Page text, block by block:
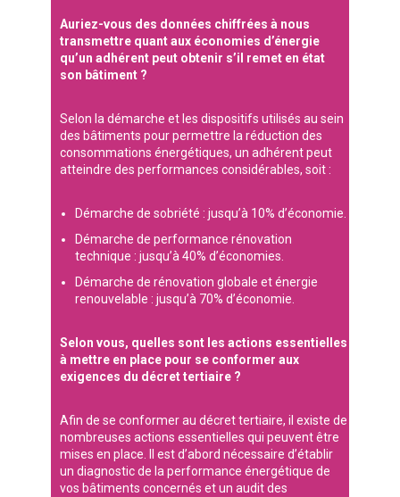
Auriez-vous des données chiffrées à nous
transmettre quant aux économies d’énergie
qu’un adhérent peut obtenir s’il remet en état
son bâtiment ?
Selon la démarche et les dispositifs utilisés au sein
des bâtiments pour permettre la réduction des
consommations énergétiques, un adhérent peut
atteindre des performances considérables, soit :
Démarche de sobriété : jusqu’à 10% d’économie.
Démarche de performance rénovation
technique : jusqu’à 40% d’économies.
Démarche de rénovation globale et énergie
renouvelable : jusqu’à 70% d’économie.
Selon vous, quelles sont les actions essentielles
à mettre en place pour se conformer aux
exigences du décret tertiaire ?
Afin de se conformer au décret tertiaire, il existe de
nombreuses actions essentielles qui peuvent être
mises en place. Il est d’abord nécessaire d’établir
un diagnostic de la performance énergétique de
vos bâtiments concernés et un audit des